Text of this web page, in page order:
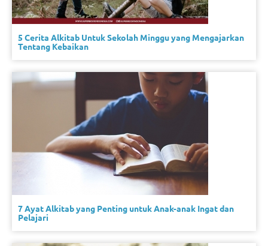
5 Cerita Alkitab Untuk Sekolah Minggu yang Mengajarkan
Tentang Kebaikan
7 Ayat Alkitab yang Penting untuk Anak-anak Ingat dan
Pelajari